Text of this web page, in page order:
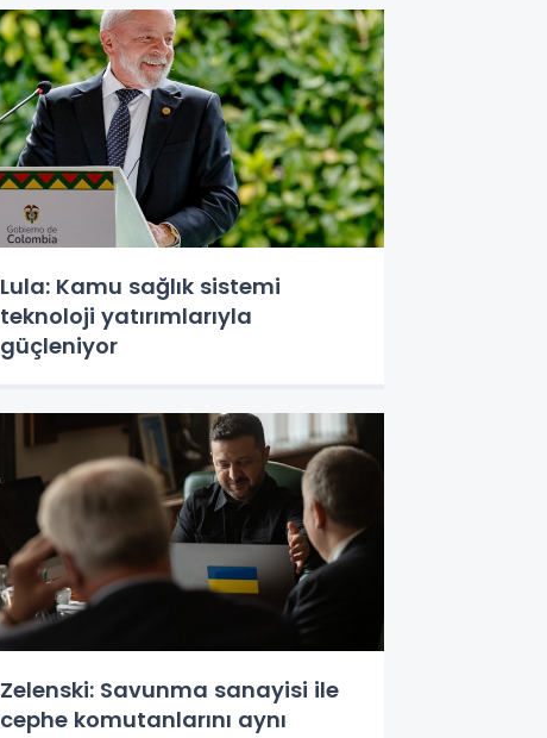
Lula: Kamu sağlık sistemi
teknoloji yatırımlarıyla
güçleniyor
Zelenski: Savunma sanayisi ile
cephe komutanlarını aynı